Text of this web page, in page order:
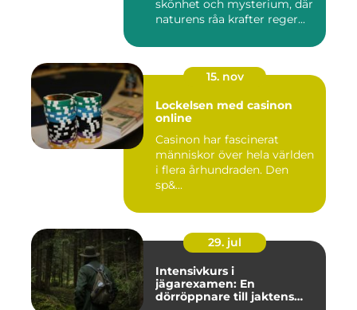
skönhet och mysterium, där
naturens råa krafter reger...
15. nov
Lockelsen med casinon
online
Casinon har fascinerat
människor över hela världen
i flera århundraden. Den
sp&...
29. jul
Intensivkurs i
jägarexamen: En
dörröppnare till jaktens